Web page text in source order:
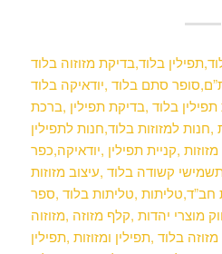
בלוד,בדיקת מזוזוה בלוד
סתם בלוד ,יודאיקה בלוד
בלוד ,בדיקת תפילין ,ברכת
,חנות למזוזות בלוד,חנות לתפילין
,קניית תפילין ,יודאיקה,כפר
קשודה בלוד ,עיצוב מזוזות
חב”ד,טליתות ,טליתות בלוד ,ספר
מוצרי יהדות ,קלף מזוזה ,מזוזוה
בלוד ,תפילין ומזוזות ,תפילין